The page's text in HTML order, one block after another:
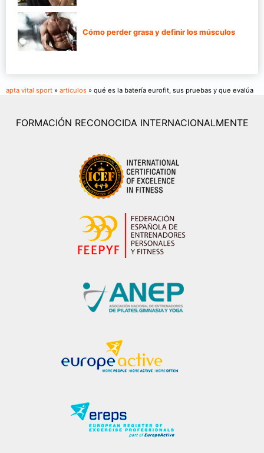
Cómo perder grasa y definir los músculos
apta vital sport » articulos » qué es la batería eurofit, sus pruebas y que evalúa
FORMACIÓN RECONOCIDA INTERNACIONALMENTE